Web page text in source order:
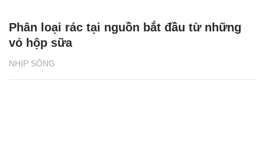
NHỊP SỐNG
Phân loại rác tại nguồn bắt đầu từ những
vỏ hộp sữa